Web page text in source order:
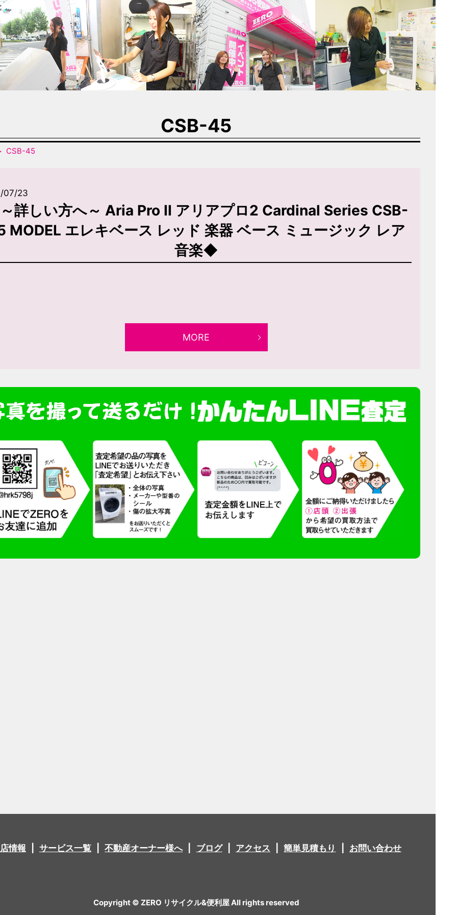
CSB-45
CSB-45
07/23
詳しい方へ～ Aria Pro II アリアプロ2 Cardinal Series CSB-
MODEL エレキベース レッド 楽器 ベース ミュージック レア
音楽◆
MORE
情報 サービス一覧 不動産オーナー様へ ブログ アクセス 簡単見積もり お問い合わせ
Copyright © ZERO リサイクル&便利屋 All rights reserved